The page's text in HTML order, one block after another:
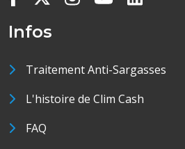
Infos
Traitement Anti-Sargasses
L'histoire de Clim Cash
FAQ